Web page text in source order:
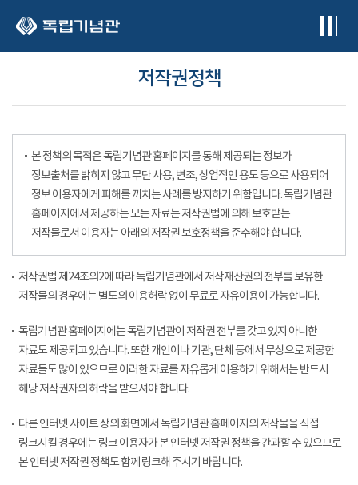
저작권정책
본 정책의 목적은 독립기념관 홈페이지를 통해 제공되는 정보가
정보출처를 밝히지 않고 무단 사용, 변조, 상업적인 용도 등으로 사용되어
정보 이용자에게 피해를 끼치는 사례를 방지하기 위함입니다. 독립기념관
홈페이지에서 제공하는 모든 자료는 저작권법에 의해 보호받는
저작물로서 이용자는 아래의 저작권 보호정책을 준수해야 합니다.
저작권법 제24조의2에 따라 독립기념관에서 저작재산권의 전부를 보유한
저작물의 경우에는 별도의 이용허락 없이 무료로 자유이용이 가능합니다.
독립기념관 홈페이지에는 독립기념관이 저작권 전부를 갖고 있지 아니한
자료도 제공되고 있습니다. 또한 개인이나 기관, 단체 등에서 무상으로 제공한
자료들도 많이 있으므로 이러한 자료를 자유롭게 이용하기 위해서는 반드시
해당 저작권자의 허락을 받으셔야 합니다.
다른 인터넷 사이트 상의 화면에서 독립기념관 홈페이지의 저작물을 직접
링크시킬 경우에는 링크 이용자가 본 인터넷 저작권 정책을 간과할 수 있으므로
본 인터넷 저작권 정책도 함께 링크해 주시기 바랍니다.